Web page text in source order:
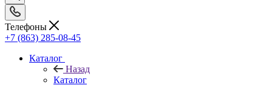
Телефоны
+7 (863) 285-08-45
Каталог
Назад
Каталог